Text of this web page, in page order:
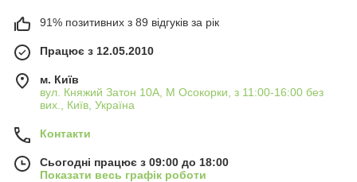
91% позитивних з 89 відгуків за рік
Працює з 12.05.2010
м. Київ
вул. Княжий Затон 10А, М Осокорки, з 11:00-16:00 без
вих., Київ, Україна
Контакти
Сьогодні працює з 09:00 до 18:00
Показати весь графік роботи